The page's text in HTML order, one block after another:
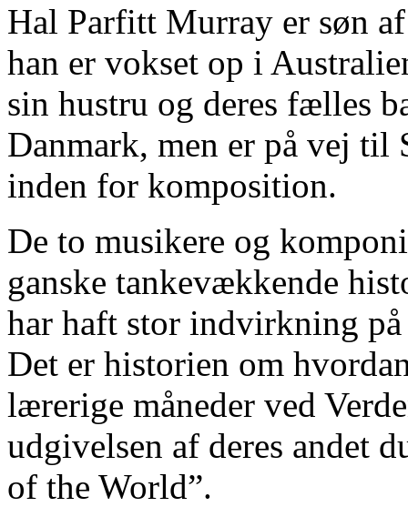
Hal Parfitt Murray er søn
han er vokset op i
sin hustru og deres fælles
Danmark, men er på vej til
inden for komposition.
De to musikere og
ganske tankevækkende
har haft stor indvirkning på
Det er historien om
lærerige måneder ved
udgivelsen af deres andet
of the World”.